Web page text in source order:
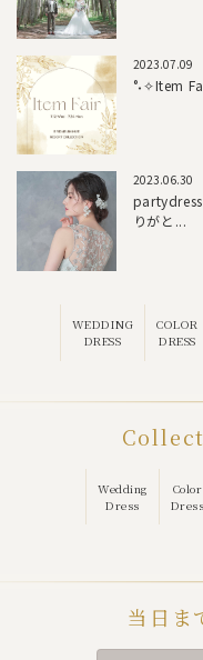
2023.07.09
°˖✧Item
2023.06.30
りがと...
WEDDING
DRESS
COLOR
DRESS
Wedding
Dress
Color
Dress
当日ま